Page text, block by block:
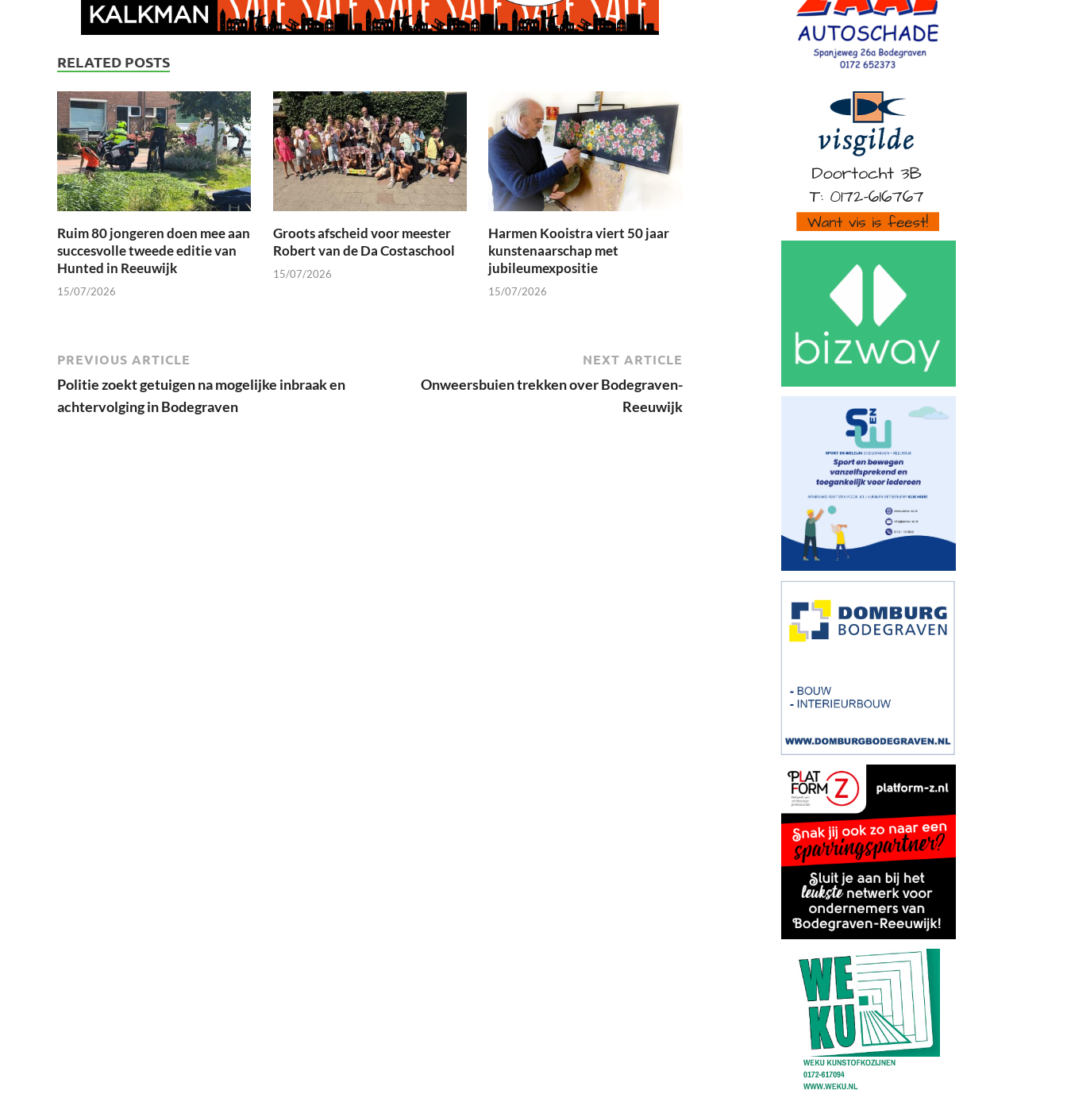
RELATED POSTS
Ruim 80 jongeren doen mee aan
succesvolle tweede editie van
Hunted in Reeuwijk
15/07/2026
Groots afscheid voor meester
Robert van de Da Costaschool
15/07/2026
Harmen Kooistra viert 50 jaar
kunstenaarschap met
jubileumexpositie
15/07/2026
PREVIOUS ARTICLE
Politie zoekt getuigen na mogelijke inbraak en
achtervolging in Bodegraven
NEXT ARTICLE
Onweersbuien trekken over Bodegraven-
Reeuwijk